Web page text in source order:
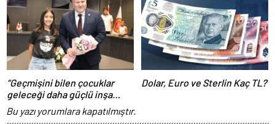
“Geçmişini bilen çocuklar
geleceği daha güçlü inşa
eder”
Dolar, Euro ve Sterlin Kaç TL?
Bu yazı yorumlara kapatılmıştır.